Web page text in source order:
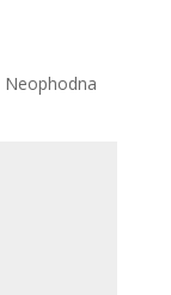
Neophodna